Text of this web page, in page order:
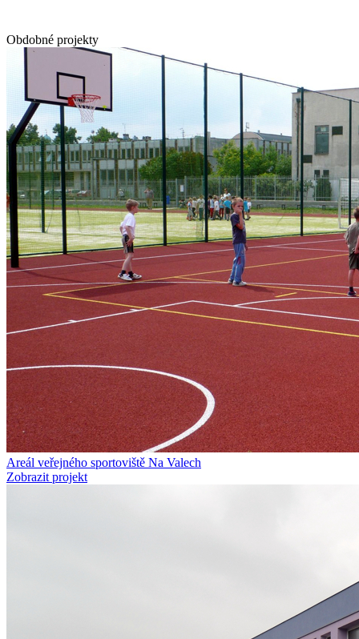
Obdobné projekty
Areál veřejného sportoviště Na Valech
Zobrazit projekt